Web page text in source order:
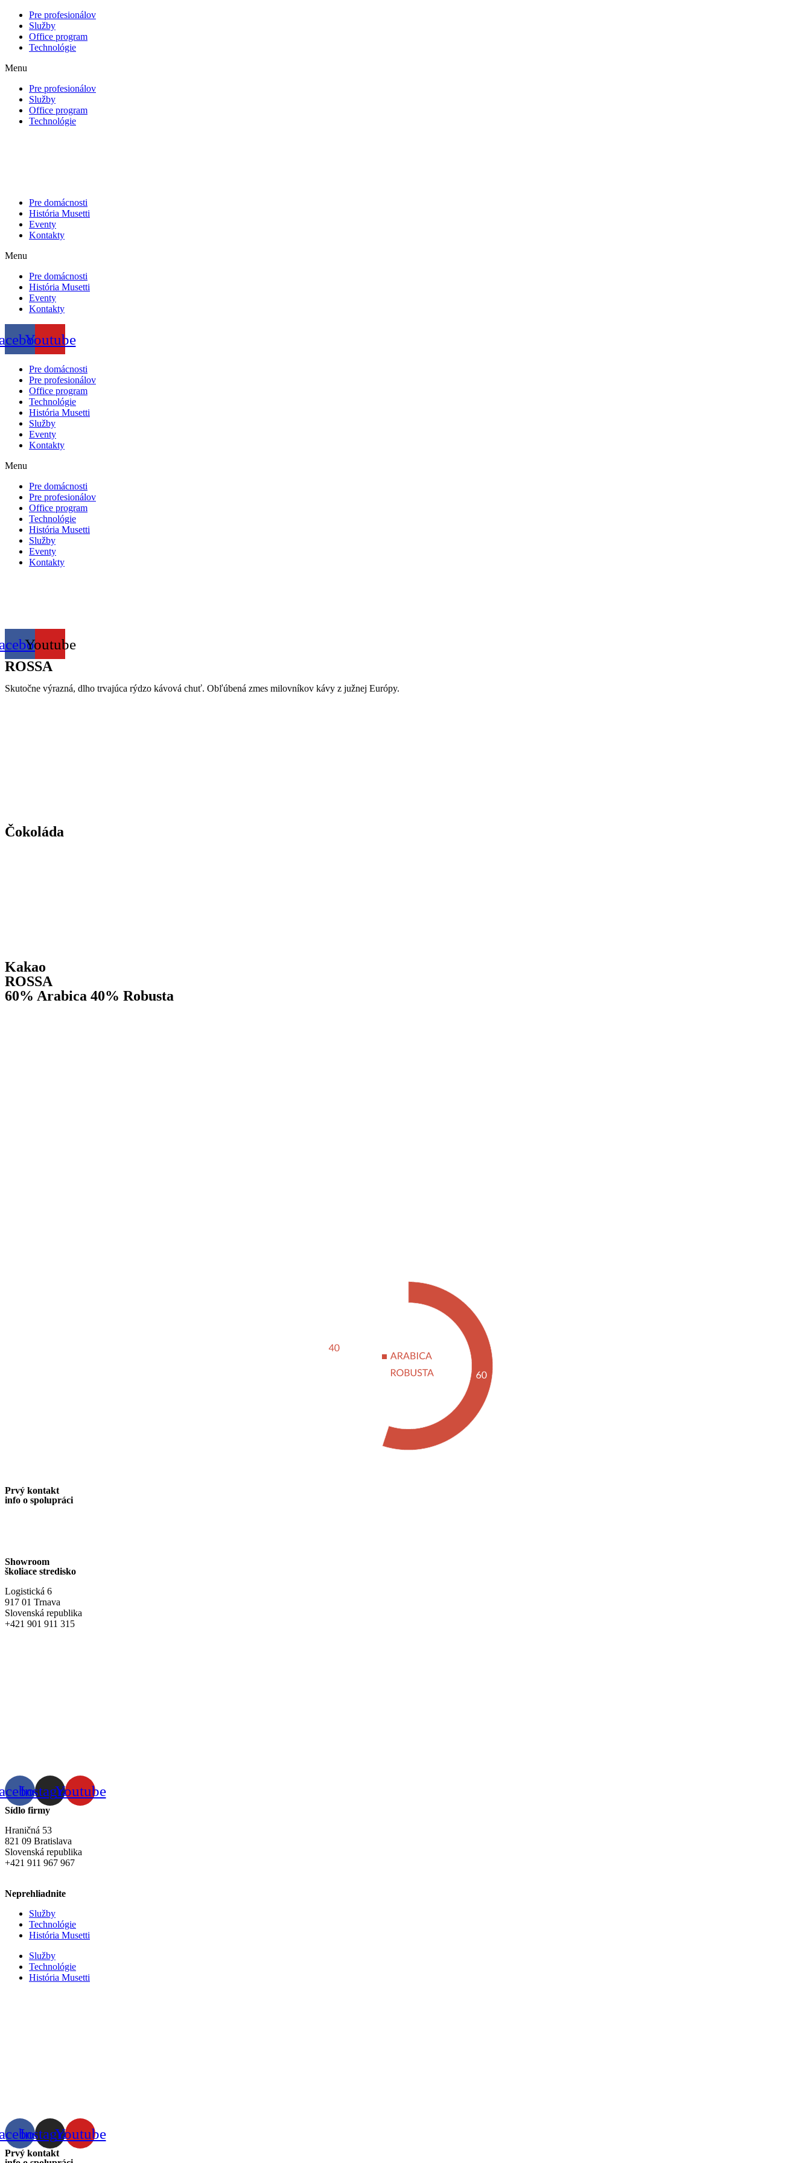
Pre profesionálov
Služby
Office program
Technológie
Menu
Pre profesionálov
Služby
Office program
Technológie
Pre domácnosti
História Musetti
Eventy
Kontakty
Menu
Pre domácnosti
História Musetti
Eventy
Kontakty
Youtube
Pre domácnosti
Pre profesionálov
Office program
Technológie
História Musetti
Služby
Eventy
Kontakty
Menu
Pre domácnosti
Pre profesionálov
Office program
Technológie
História Musetti
Služby
Eventy
Kontakty
Youtube
ROSSA
Skutočne výrazná, dlho trvajúca rýdzo kávová chuť. Obľúbená zmes milovníkov kávy z južnej Európy.
Čokoláda
Kakao
ROSSA
60% Arabica 40% Robusta
Prvý kontakt
info o spolupráci
Showroom
školiace stredisko
Logistická 6
917 01 Trnava
Slovenská republika
+421 901 911 315
InstagramYoutube
Sídlo firmy
Hraničná 53
821 09 Bratislava
Slovenská republika
+421 911 967 967
Neprehliadnite
Služby
Technológie
História Musetti
Služby
Technológie
História Musetti
InstagramYoutube
Prvý kontakt